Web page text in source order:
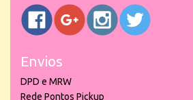
Envios
DPD e MRW
Rede Pontos Pickup